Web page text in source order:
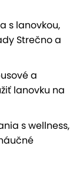
s lanovkou,
Strečno a
a
lanovku na
s wellness,